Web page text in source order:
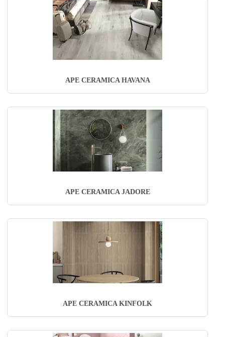
APE CERAMICA HAVANA
APE CERAMICA JADORE
APE CERAMICA KINFOLK